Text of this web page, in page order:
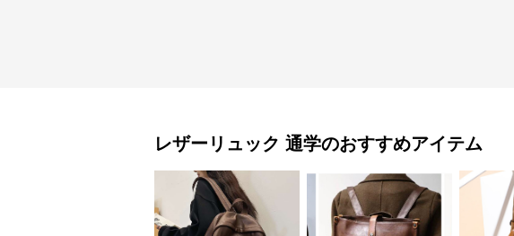
レザーリュック 通学のおすすめアイテム